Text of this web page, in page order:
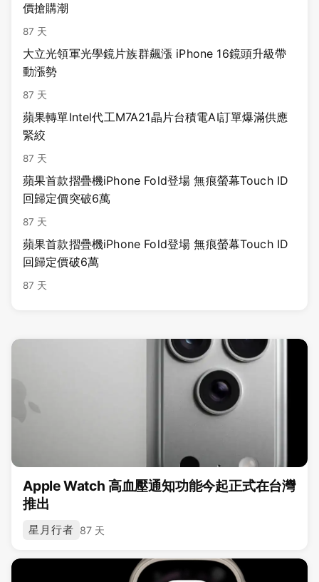
價搶購潮
87 天
大立光領軍光學鏡片族群飆漲 iPhone 16鏡頭升級帶
動漲勢
87 天
蘋果轉單Intel代工M7A21晶片台積電AI訂單爆滿供應
緊絞
87 天
蘋果首款摺疊機iPhone Fold登場 無痕螢幕Touch ID
回歸定價突破6萬
87 天
蘋果首款摺疊機iPhone Fold登場 無痕螢幕Touch ID
回歸定價破6萬
87 天
Apple Watch 高血壓通知功能今起正式在台灣
推出
星月行者 87 天